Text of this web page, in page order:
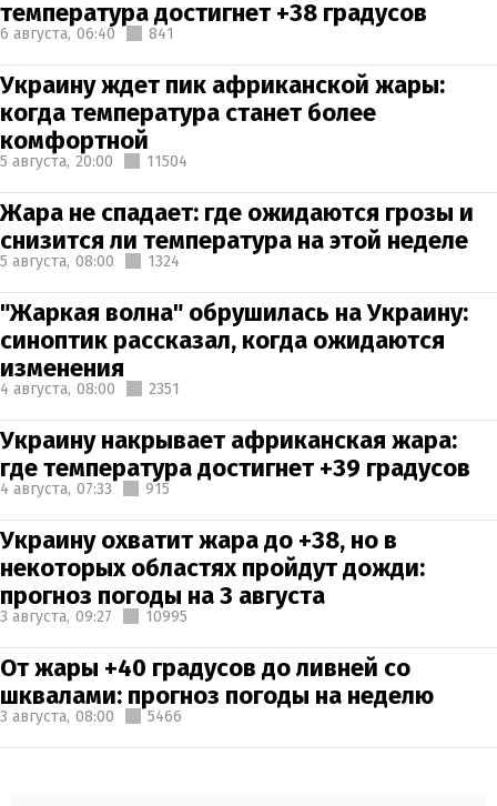
температура достигнет +38 градусов
6 августа, 06:40 841
Украину ждет пик африканской жары:
когда температура станет более
комфортной
5 августа, 20:00 11504
Жара не спадает: где ожидаются грозы и
снизится ли температура на этой неделе
5 августа, 08:00 1324
"Жаркая волна" обрушилась на Украину:
синоптик рассказал, когда ожидаются
изменения
4 августа, 08:00 2351
Украину накрывает африканская жара:
где температура достигнет +39 градусов
4 августа, 07:33 915
Украину охватит жара до +38, но в
некоторых областях пройдут дожди:
прогноз погоды на 3 августа
3 августа, 09:27 10995
От жары +40 градусов до ливней со
шквалами: прогноз погоды на неделю
3 августа, 08:00 5466